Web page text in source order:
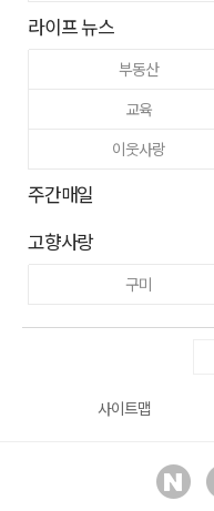
라이프 뉴스
부동산
교육
이웃사랑
주간매일
고향사랑
구미
사이트맵